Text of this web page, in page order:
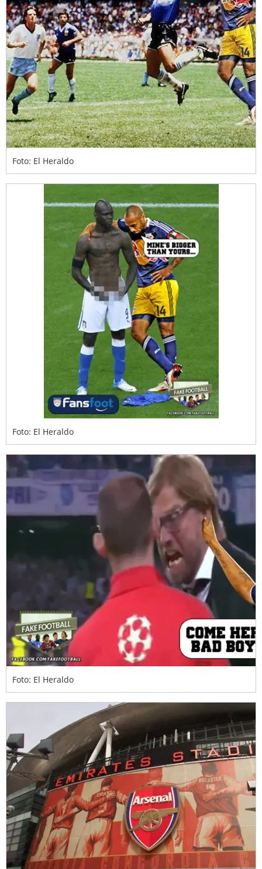
Foto: El Heraldo
Foto: El Heraldo
Foto: El Heraldo